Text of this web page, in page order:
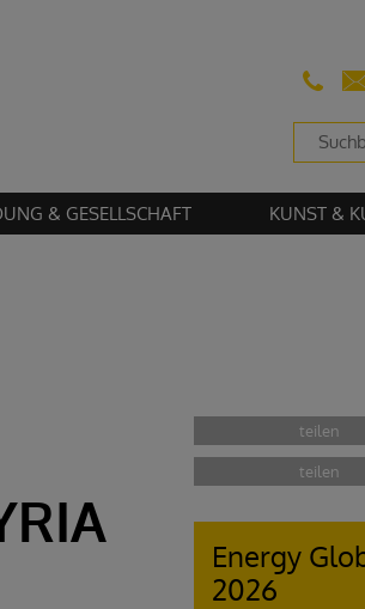
, um diesen Inhalt sehen zu können.
& GESELLSCHAFT KUNST &
Energy
2026